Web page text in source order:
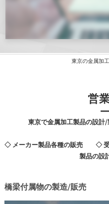
東京の金属加
東京で金属加工製品の設計
◇ メーカー製品各種の販売 ◇
製品の設
営
橋梁付属物の製造/販売